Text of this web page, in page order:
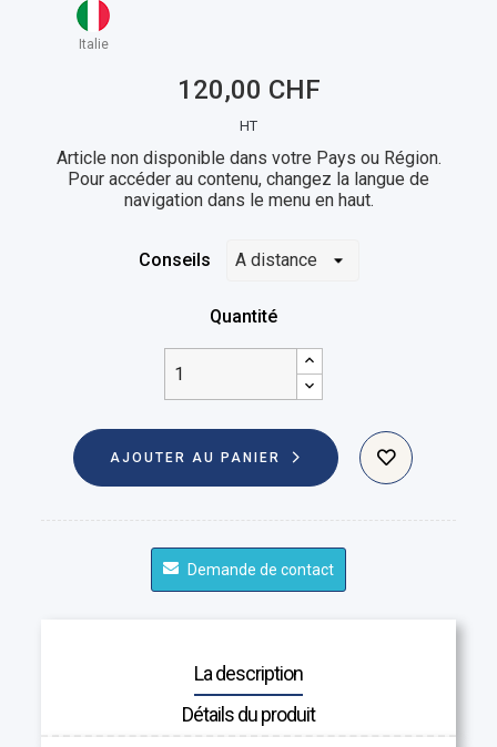
Italie
120,00 CHF
HT
Article non disponible dans votre Pays ou Région.
Pour accéder au contenu, changez la langue de
navigation dans le menu en haut.
Conseils
Quantité
AJOUTER AU PANIER
Demande de contact
La description
Détails du produit